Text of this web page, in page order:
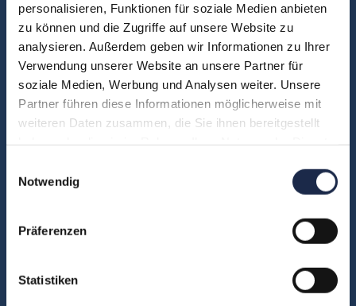
personalisieren, Funktionen für soziale Medien anbieten
zu können und die Zugriffe auf unsere Website zu
analysieren. Außerdem geben wir Informationen zu Ihrer
Verwendung unserer Website an unsere Partner für
soziale Medien, Werbung und Analysen weiter. Unsere
Partner führen diese Informationen möglicherweise mit
weiteren Daten zusammen, die Sie ihnen bereitgestellt
Notwendig
Präferenzen
Statistiken
FAQ
Teilnehmerstimmen
Kontakt
Fachbereiche
Abo & Subscription